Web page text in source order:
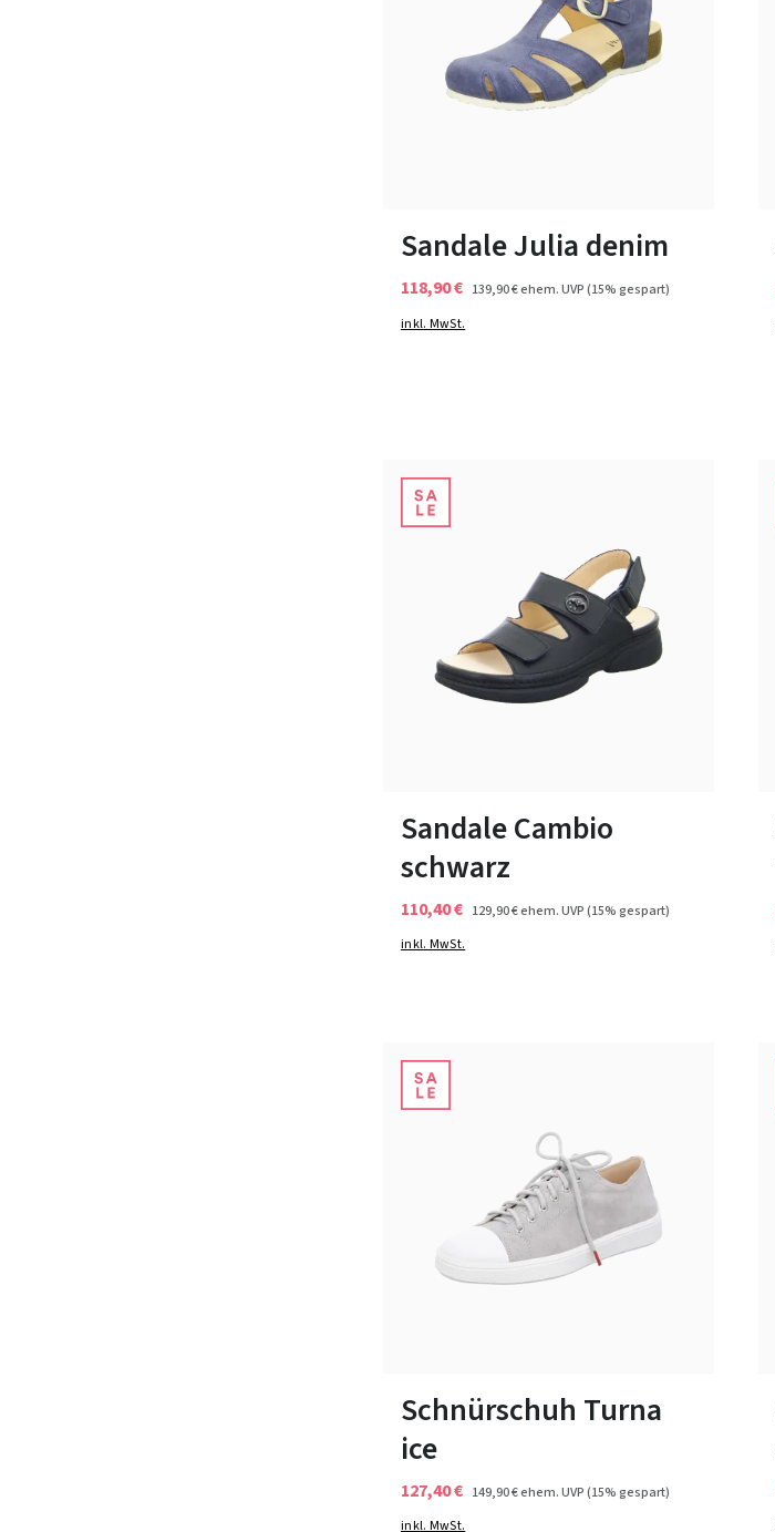
Sandale Julia denim
118,90 € 139,90 €ehem. UVP(15% gespart)
inkl. MwSt.
Sandale Cambio
schwarz
110,40 € 129,90 €ehem. UVP(15% gespart)
inkl. MwSt.
Schnürschuh Turna
ice
127,40 € 149,90 €ehem. UVP(15% gespart)
inkl. MwSt.